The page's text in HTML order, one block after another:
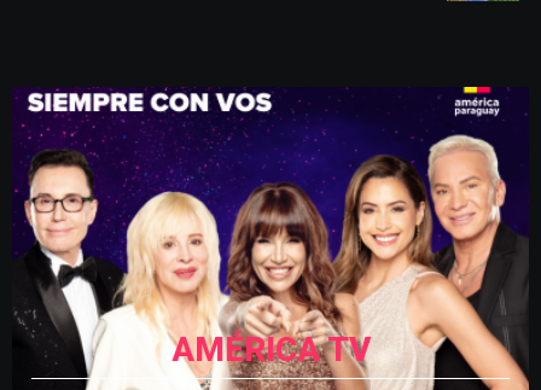
AMÉRICA TV